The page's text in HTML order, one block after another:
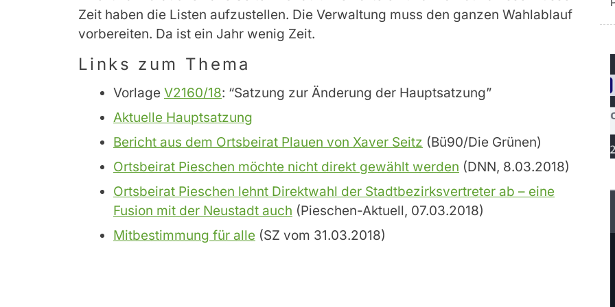
Zeit haben die Listen aufzustellen. Die Verwaltung muss den ganzen Wahlablauf
vorbereiten. Da ist ein Jahr wenig Zeit.
Links zum Thema
Vorlage V2160/18: “Satzung zur Änderung der Hauptsatzung”
Aktuelle Hauptsatzung
Bericht aus dem Ortsbeirat Plauen von Xaver Seitz (Bü90/Die Grünen)
Ortsbeirat Pieschen möchte nicht direkt gewählt werden (DNN, 8.03.2018)
Ortsbeirat Pieschen lehnt Direktwahl der Stadtbezirksvertreter ab – eine
Fusion mit der Neustadt auch (Pieschen-Aktuell, 07.03.2018)
Mitbestimmung für alle (SZ vom 31.03.2018)